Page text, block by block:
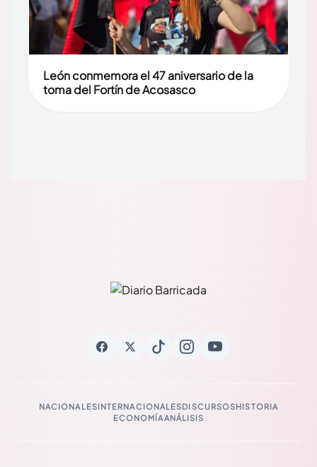
León conmemora el 47 aniversario de la
toma del Fortín de Acosasco
NACIONALESINTERNACIONALESDISCURSOSHISTORIA
ECONOMÍAANÁLISIS